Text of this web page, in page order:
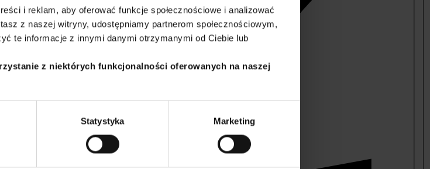
i reklam, aby oferować funkcje społecznościowe i analizować
z naszej witryny, udostępniamy partnerom społecznościowym,
te informacje z innymi danymi otrzymanymi od Ciebie lub
z niektórych funkcjonalności oferowanych na naszej
Statystyka Marketing